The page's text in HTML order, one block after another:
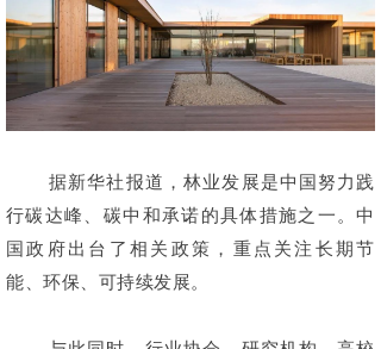
据新华社报道，林业发展是中国努力践
行碳达峰、碳中和承诺的具体措施之一。中
国政府出台了相关政策，重点关注长期节
能、环保、可持续发展。